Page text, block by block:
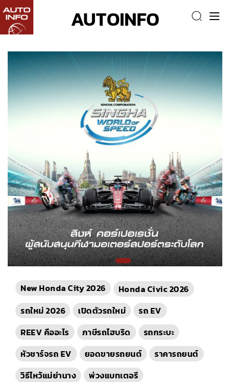
AUTOINFO
New Honda City 2026
Honda Civic 2026
รถใหม่ 2026
เปิดตัวรถใหม่
รถ EV
REEV คืออะไร
ภาษีรถไฮบริด
รถกระบะ
หัวชาร์จรถ EV
ยอดขายรถยนต์
ราคารถยนต์
วิธีไหว้แม่ย่านาง
พ่วงแบทเตอรี